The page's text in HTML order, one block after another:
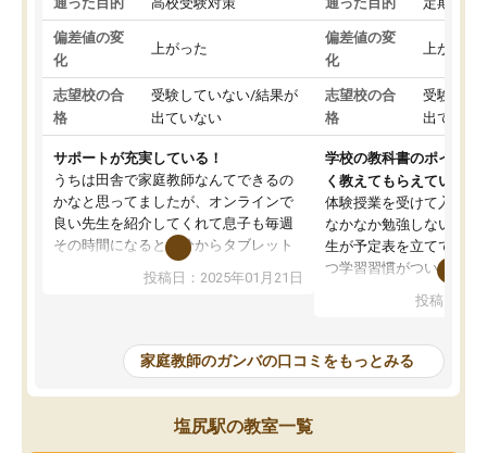
偏差値の変
化
上がった
志望校の合
格
受験していない/結果が
出ていない
サポートが充実している！
うちは田舎で家庭教師なんてできるの
かなと思ってましたが、オンラインで
良い先生を紹介してくれて息子も毎週
その時間になると自分からタブレット
を開いてzoomを繋げるようになりまし
た！5科目なんでもOKなのもとても気
めて1年ほどだった今では平均点以上の
科目が増えてきました！あと1年受験ま
であるので無料の週末教室を使用しな
がら頑張って欲しいと思います！
投稿日：2025年01月21日
偏差値の変
化
上がった
志望校の合
格
受験して
出ていな
学校の教科書のポイント
く教えてもらえている
体験授業を受けて入塾し
なかなか勉強しない息子
生が予定表を立ててくれ
つ学習習慣がついてきま
指導が無い日も予定表
問できるのでとても助か
投稿日：
家庭教師のガンバの口コミをもっとみる
塩尻駅の教室一覧